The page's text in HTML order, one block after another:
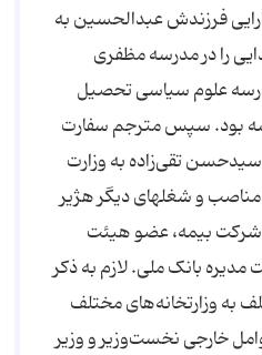
فرزندش عبدالحسین به
را در مدرسه مظفری
علوم سیاسی تحصیل
بود. سپس مترجم سفارت
تقی‌زاده به وزارت
مناصب و شغلهای دیگر هژیر
شرکت بیمه، عضو هیئت
بانک ملی. لازم به ذکر
به وزارتخانه‌های مختلف
دربار و عوامل خارجی نخست‌وزیر و وزیر